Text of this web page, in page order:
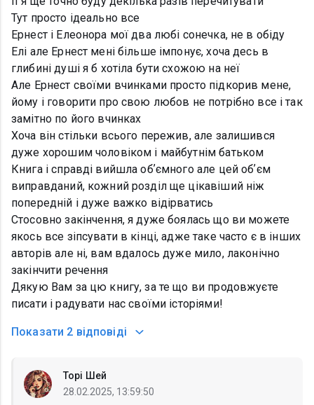
Тут просто ідеально все
Ернест і Елеонора мої два любі сонечка, не в обіду
Елі але Ернест мені більше імпонує, хоча десь в
глибині душі я б хотіла бути схожою на неї
Але Ернест своїми вчинками просто підкорив мене,
йому і говорити про свою любов не потрібно все і так
замітно по його вчинках
Хоча він стільки всього пережив, але залишився
дуже хорошим чоловіком і майбутнім батьком
Книга і справді вийшла обʼємного але цей обʼєм
виправданий, кожний розділ ще цікавіший ніж
попередній і дуже важко відірватись
Стосовно закінчення, я дуже боялась що ви можете
якось все зіпсувати в кінці, адже таке часто є в інших
авторів але ні, вам вдалось дуже мило, лаконічно
закінчити речення
Дякую Вам за цю книгу, за те що ви продовжуєте
писати і радувати нас своїми історіями!
Показати 2 відповіді
Торі Шей
28.02.2025, 13:59:50